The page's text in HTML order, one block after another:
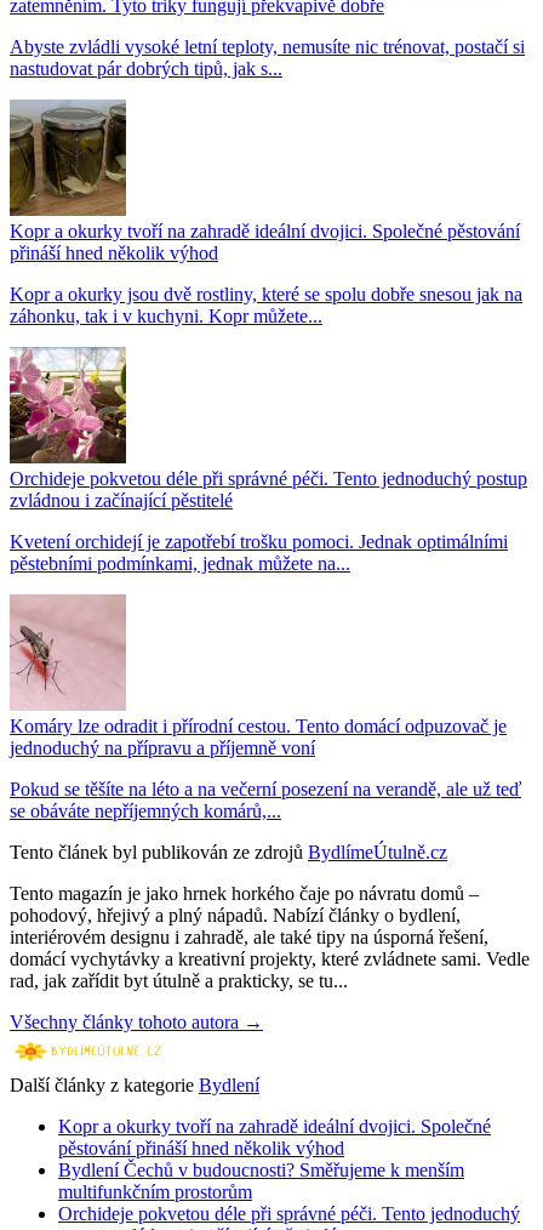
zatemněním. Tyto triky fungují překvapivě dobře
Abyste zvládli vysoké letní teploty, nemusíte nic trénovat, postačí si
nastudovat pár dobrých tipů, jak s...
Kopr a okurky tvoří na zahradě ideální dvojici. Společné pěstování
přináší hned několik výhod
Kopr a okurky jsou dvě rostliny, které se spolu dobře snesou jak na
záhonku, tak i v kuchyni. Kopr můžete...
Orchideje pokvetou déle při správné péči. Tento jednoduchý postup
zvládnou i začínající pěstitelé
Kvetení orchidejí je zapotřebí trošku pomoci. Jednak optimálními
pěstebními podmínkami, jednak můžete na...
Komáry lze odradit i přírodní cestou. Tento domácí odpuzovač je
jednoduchý na přípravu a příjemně voní
Pokud se těšíte na léto a na večerní posezení na verandě, ale už teď
se obáváte nepříjemných komárů,...
Tento článek byl publikován ze zdrojů BydlímeÚtulně.cz
Tento magazín je jako hrnek horkého čaje po návratu domů –
pohodový, hřejivý a plný nápadů. Nabízí články o bydlení,
interiérovém designu i zahradě, ale také tipy na úsporná řešení,
domácí vychytávky a kreativní projekty, které zvládnete sami. Vedle
rad, jak zařídit byt útulně a prakticky, se tu...
Všechny články tohoto autora →
Další články z kategorie Bydlení
Kopr a okurky tvoří na zahradě ideální dvojici. Společné
pěstování přináší hned několik výhod
Bydlení Čechů v budoucnosti? Směřujeme k menším
multifunkčním prostorům
Orchideje pokvetou déle při správné péči. Tento jednoduchý